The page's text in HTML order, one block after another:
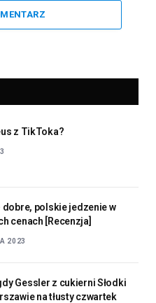
z TikToka?
dobre, polskie jedzenie w
cenach [Recenzja]
2023
Gessler z cukierni Słodki
na tłusty czwartek